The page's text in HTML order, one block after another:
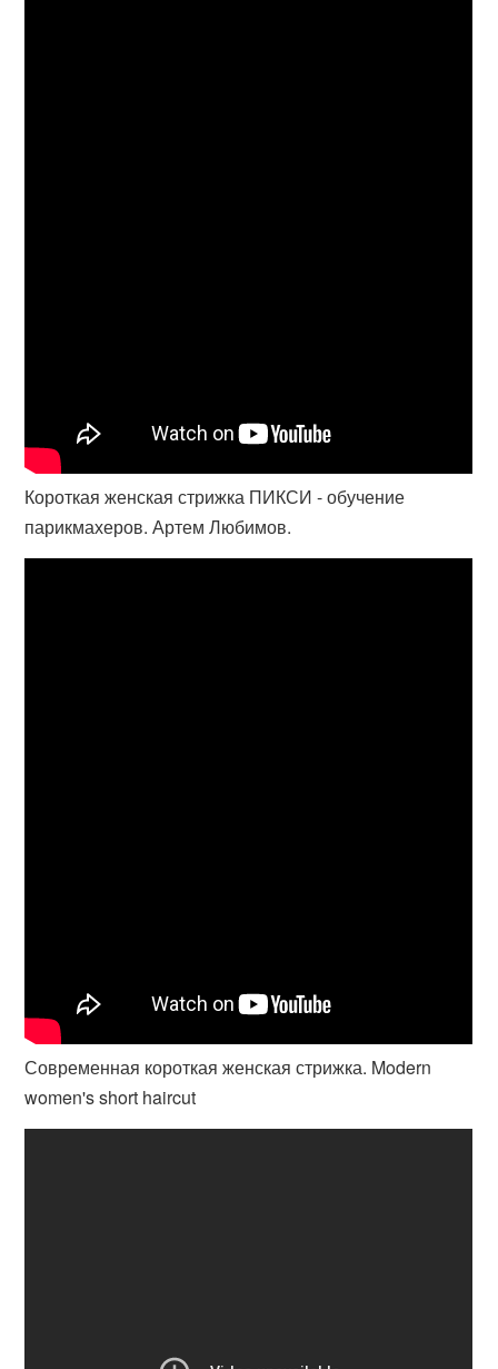
Короткая женская стрижка ПИКСИ - обучение
парикмахеров. Артем Любимов.
Современная короткая женская стрижка. Modern
women's short haircut